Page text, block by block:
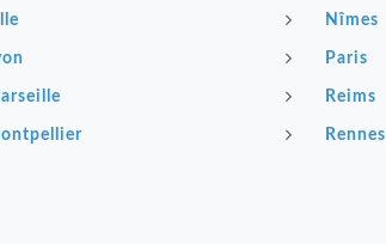
Nîmes
Paris
Reims
Rennes